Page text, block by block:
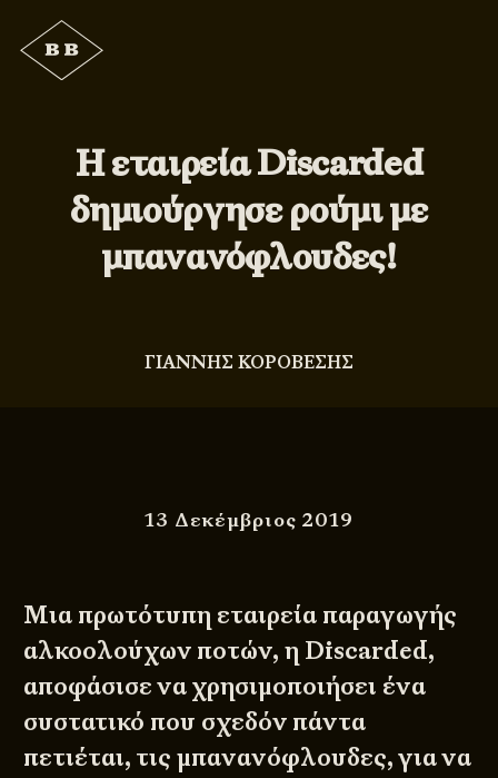
Η εταιρεία Discarded
δημιούργησε ρούμι με
μπανανόφλουδες!
ΓΙΑΝΝΗΣ ΚΟΡΟΒΕΣΗΣ
13 Δεκέμβριος 2019
Μια πρωτότυπη εταιρεία παραγωγής
αλκοολούχων ποτών, η Discarded,
αποφάσισε να χρησιμοποιήσει ένα
συστατικό που σχεδόν πάντα
πετιέται, τις μπανανόφλουδες, για να